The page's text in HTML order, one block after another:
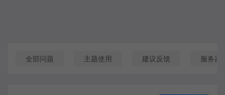
全部问题 主题使用 建议反馈 服务器